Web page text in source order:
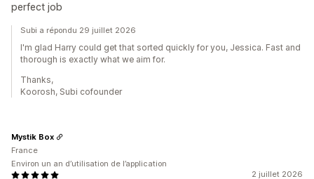
perfect job
Subi a répondu 29 juillet 2026
I'm glad Harry could get that sorted quickly for you, Jessica. Fast and
thorough is exactly what we aim for.
Thanks,
Koorosh, Subi cofounder
2 juillet 2026
Mystik Box
France
Environ un an d’utilisation de l’application